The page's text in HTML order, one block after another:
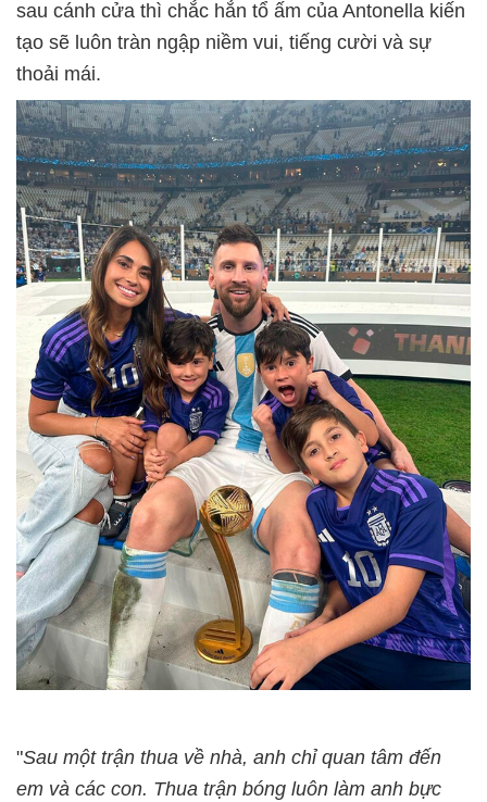
sau cánh cửa thì chắc hẳn tổ ấm của Antonella kiến
tạo sẽ luôn tràn ngập niềm vui, tiếng cười và sự
thoải mái.
"Sau một trận thua về nhà, anh chỉ quan tâm đến
em và các con. Thua trận bóng luôn làm anh bực